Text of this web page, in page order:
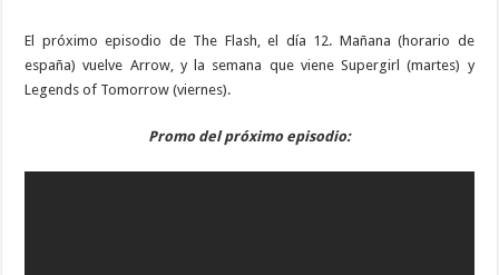
El próximo episodio de The Flash, el día 12. Mañana (horario de
españa) vuelve Arrow, y la semana que viene Supergirl (martes) y
Legends of Tomorrow (viernes).
Promo del próximo episodio: